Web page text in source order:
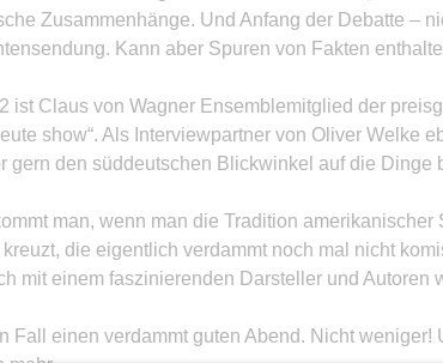
Zusammenhänge. Und Anfang der Debatte –
Kann aber Spuren von Fakten
ist Claus von Wagner Ensemblemitglied der
show“. Als Interviewpartner von Oliver Welke
gern den süddeutschen Blickwinkel auf die Dinge
man, wenn man die Tradition amerikanischer
die eigentlich verdammt noch mal nicht
mit einem faszinierenden Darsteller und Autoren
Fall einen verdammt guten Abend. Nicht weniger!